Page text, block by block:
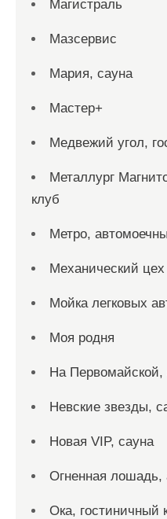
Магистраль
Мазсервис
Мария, сауна
Мастер+
Медвежий угол,
Металлург
клуб
Метро,
Механический цех
Мойка легковых
Моя родня
На Первомайской,
Невские звезды,
Новая VIP, сауна
Огненная лошадь,
Ока, гостиничный